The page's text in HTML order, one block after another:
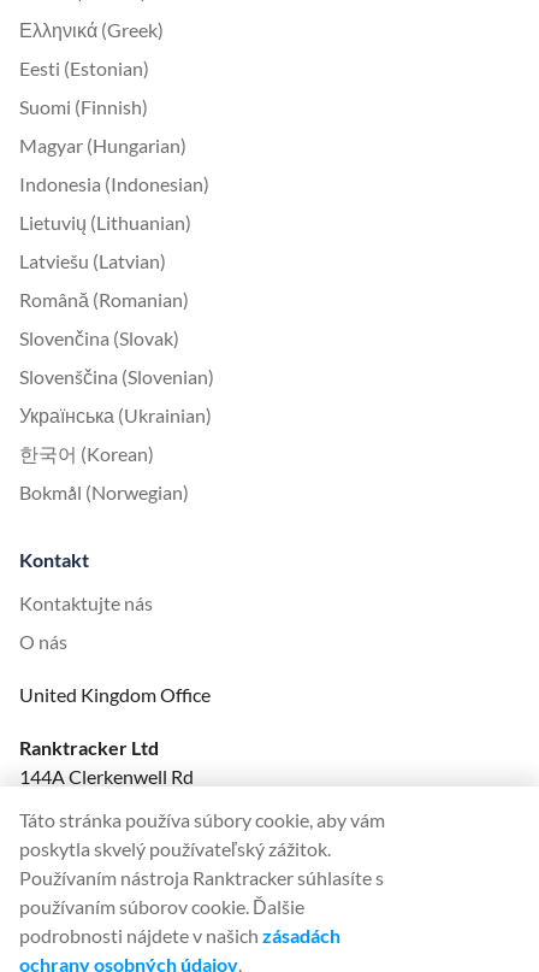
Ελληνικά (Greek)
Eesti (Estonian)
Suomi (Finnish)
Magyar (Hungarian)
Indonesia (Indonesian)
Lietuvių (Lithuanian)
Latviešu (Latvian)
Română (Romanian)
Slovenčina (Slovak)
Slovenščina (Slovenian)
Українська (Ukrainian)
한국어 (Korean)
Bokmål (Norwegian)
Kontakt
Kontaktujte nás
O nás
United Kingdom Office
Ranktracker Ltd
144A Clerkenwell Rd
Company No: 08820809
felix@ranktracker.com
2015 -2026© Ranktracker. All Rights Reserved.
Táto stránka používa súbory cookie, aby vám
poskytla skvelý používateľský zážitok.
Používaním nástroja Ranktracker súhlasíte s
používaním súborov cookie. Ďalšie
podrobnosti nájdete v našich zásadách
ochrany osobných údajov.